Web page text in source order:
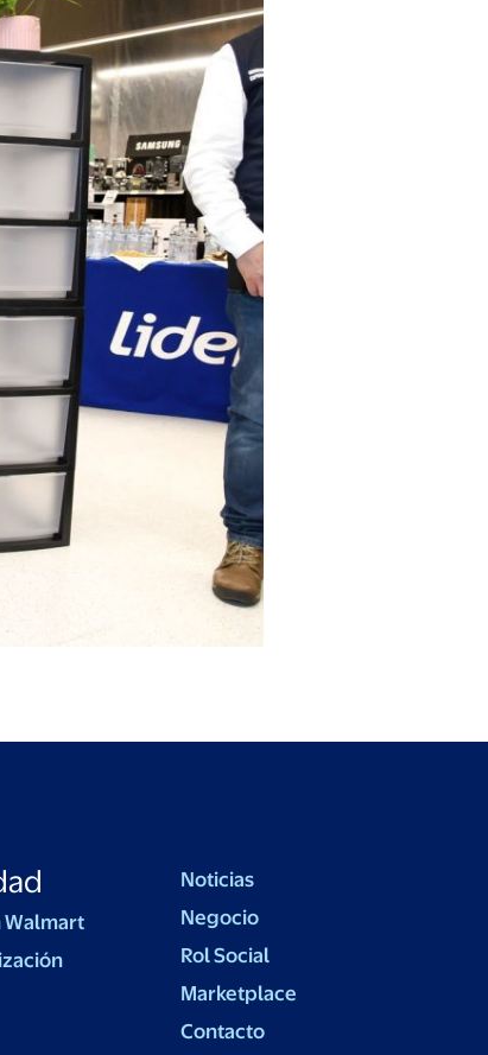
Walmart
Noticias
Negocio
Rol Social
Marketplace
Contacto